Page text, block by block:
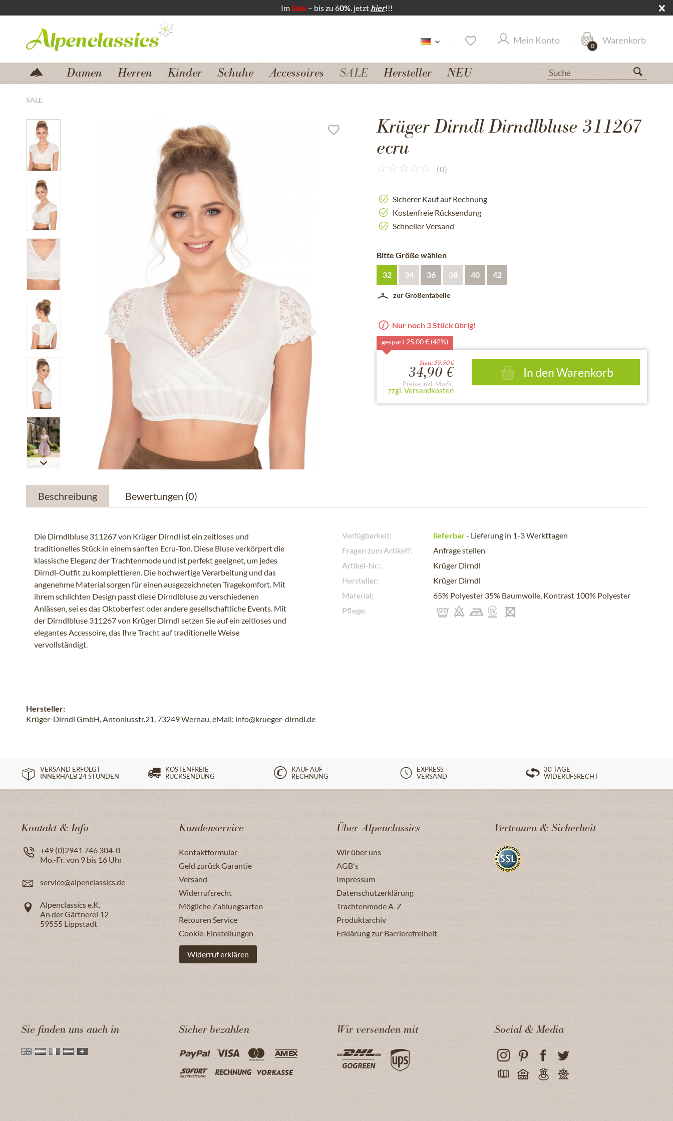
ImSale – bis zu 60%. jetzt hier!!!
Zum Hauptbereich springen
Mein Konto Warenkorb
0
Damen Herren Kinder Schuhe Accessoires SALE Hersteller NEU
SALE
Krüger Dirndl Dirndlbluse 311267
ecru
(0)
Sicherer Kauf auf Rechnung
Kostenfreie Rücksendung
Schneller Versand
Bitte Größe wählen
32 34 36 38 40 42
zur Größentabelle
Nur noch 3 Stück übrig!
Statt: 59,90 €
34,90 €
gespart 25,00 € (42%)
Preise inkl. MwSt.
zzgl. Versandkosten
In denWarenkorb
Beschreibung Bewertungen (0)
Die Dirndlbluse 311267 von Krüger Dirndl ist ein zeitloses und
traditionelles Stück in einem sanften Ecru-Ton. Diese Bluse verkörpert die
klassische Eleganz der Trachtenmode und ist perfekt geeignet, um jedes
Dirndl-Outfit zu komplettieren. Die hochwertige Verarbeitung und das
angenehme Material sorgen für einen ausgezeichneten Tragekomfort. Mit
ihrem schlichten Design passt diese Dirndlbluse zu verschiedenen
Anlässen, sei es das Oktoberfest oder andere gesellschaftliche Events. Mit
der Dirndlbluse 311267 von Krüger Dirndl setzen Sie auf ein zeitloses und
elegantes Accessoire, das Ihre Tracht auf traditionelle Weise
vervollständigt.
Verfügbarkeit: lieferbar- Lieferung in 1-3 Werkttagen
Fragen zum Artikel?:
Anfrage stellen
Artikel-Nr.:
Krüger Dirndl
Hersteller:
Krüger Dirndl
Material:
65% Polyester 35% Baumwolle, Kontrast 100% Polyester
Pflege:
Hersteller:
Krüger-Dirndl GmbH, Antoniusstr.21, 73249 Wernau, eMail: info@krueger-dirndl.de
VERSAND ERFOLGT
INNERHALB 24 STUNDEN
KOSTENFREIE
RÜCKSENDUNG
KAUF AUF
RECHNUNG
EXPRESS
VERSAND
30 TAGE
WIDERUFSRECHT
Kontakt & Info
+49 (0)2941 746 304-0
Mo.-Fr. von 9 bis 16 Uhr
service@alpenclassics.de
Alpenclassics e.K.
An der Gärtnerei 12
59555 Lippstadt
Kundenservice
Kontaktformular
Geld zurück Garantie
Versand
Widerrufsrecht
Mögliche Zahlungsarten
Retouren Service
Cookie-Einstellungen
Widerruf erklären
Über Alpenclassics
Wir über uns
AGB's
Impressum
Datenschutzerklärung
Trachtenmode A-Z
Produktarchiv
Erklärung zur Barrierefreiheit
Vertrauen & Sicherheit
Sie finden uns auch in Sicher bezahlen Wir versenden mit Social & Media